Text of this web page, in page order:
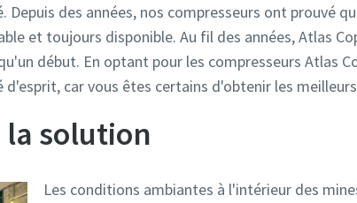
des années, nos compresseurs ont prouvé
et toujours disponible. Au fil des années, Atlas
début. En optant pour les compresseurs Atlas
car vous êtes certains d'obtenir les
solution
Les conditions ambiantes à l'intérieur des